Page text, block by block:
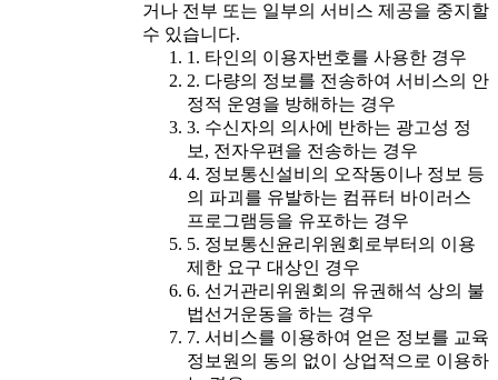
거나 전부 또는 일부의 서비스 제공을 중지할
수 있습니다.
1. 타인의 이용자번호를 사용한 경우
2. 다량의 정보를 전송하여 서비스의 안
정적 운영을 방해하는 경우
3. 수신자의 의사에 반하는 광고성 정
보, 전자우편을 전송하는 경우
4. 정보통신설비의 오작동이나 정보 등
의 파괴를 유발하는 컴퓨터 바이러스
프로그램등을 유포하는 경우
5. 정보통신윤리위원회로부터의 이용
제한 요구 대상인 경우
6. 선거관리위원회의 유권해석 상의 불
법선거운동을 하는 경우
7. 서비스를 이용하여 얻은 정보를 교육
정보원의 동의 없이 상업적으로 이용하